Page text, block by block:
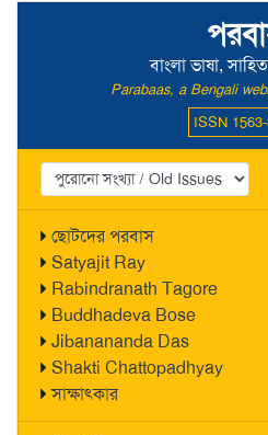
বাংলা ভাষা,
Parabaas, a Bengali
ISSN
ছোটদের পরবাস
Satyajit Ray
Rabindranath Tagore
Buddhadeva Bose
Jibanananda Das
Shakti Chattopadhyay
সাক্ষাৎকার